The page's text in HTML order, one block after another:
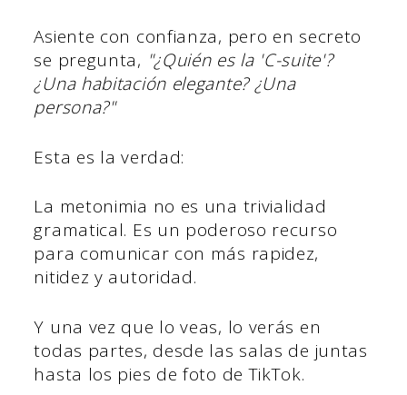
Asiente con confianza, pero en secreto
se pregunta, "¿Quién es la 'C-suite'?
¿Una habitación elegante? ¿Una
persona?"
Esta es la verdad:
La metonimia no es una trivialidad
gramatical. Es un poderoso recurso
para comunicar con más rapidez,
nitidez y autoridad.
Y una vez que lo veas, lo verás en
todas partes, desde las salas de juntas
hasta los pies de foto de TikTok.